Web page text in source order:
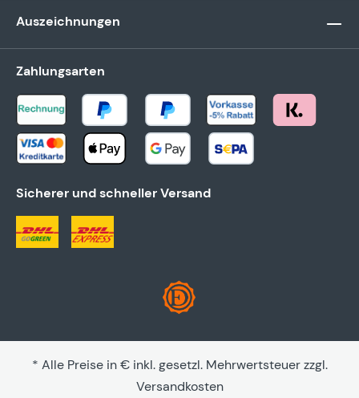
Auszeichnungen
Zahlungsarten
Sicherer und schneller Versand
* Alle Preise in € inkl. gesetzl. Mehrwertsteuer zzgl.
Versandkosten